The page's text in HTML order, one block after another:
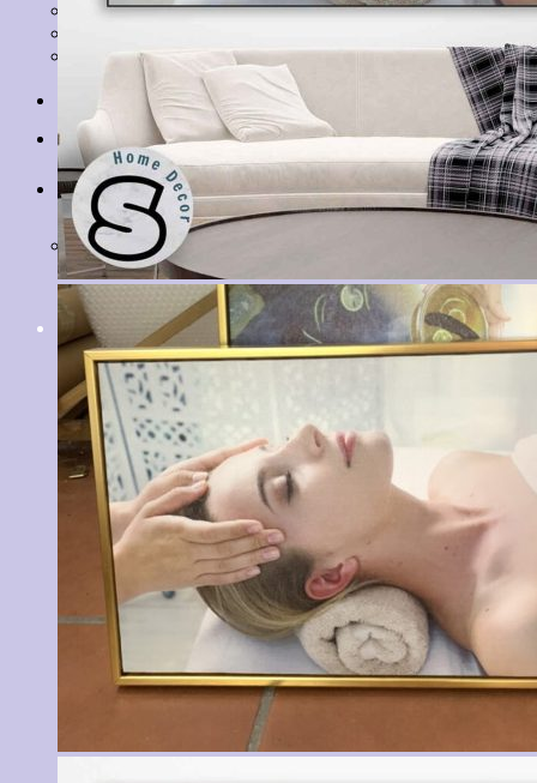
Tranh Lá Cây
Tranh Cá Chép
Tranh Thuỷ Mặc
Tranh Con Hổ
Liên hệ
Giỏ hàng
Chưa có sản phẩm trong giỏ hàng.
Tìm
kiếm: